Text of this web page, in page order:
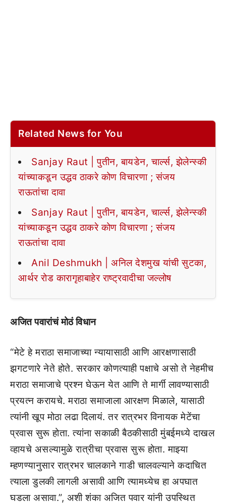
Related News for You
Sanjay Raut | पुतीन, बायडेन, चार्ल्स, झेलेन्स्की
यांच्याकडून उद्धव ठाकरे कोण विचारणा ; संजय
राऊतांचा दावा
Sanjay Raut | पुतीन, बायडेन, चार्ल्स, झेलेन्स्की
यांच्याकडून उद्धव ठाकरे कोण विचारणा ; संजय
राऊतांचा दावा
Anil Deshmukh | अनिल देशमुख यांची सुटका,
आर्थर रोड कारागृहाबाहेर राष्ट्रवादीचा जल्लोष
अजित पवारांचं मोठं विधान
“मेटे हे मराठा समाजाच्या न्यायासाठी आणि आरक्षणासाठी
झगटणारे नेते होते. सरकार कोणत्याही पक्षाचे असो ते नेहमीच
मराठा समाजाचे प्रश्न घेऊन येत आणि ते मार्गी लावण्यासाठी
प्रयत्न करायचे. मराठा समाजाला आरक्षण मिळाले, यासाठी
त्यांनी खूप मोठा लढा दिलायं. तर रात्रभर विनायक मेटेंचा
प्रवास सुरू होता. त्यांना सकाळी बैठकीसाठी मुंबईमध्ये दाखल
व्हायचे असल्यामुळे रात्रीचा प्रवास सुरू होता. माझ्या
म्हणण्यानुसार रात्रभर चालकाने गाडी चालवल्याने कदाचित
त्याला डुलकी लागली असावी आणि त्यामध्येच हा अपघात
घडला असावा.”, अशी शंका अजित पवार यांनी उपस्थित